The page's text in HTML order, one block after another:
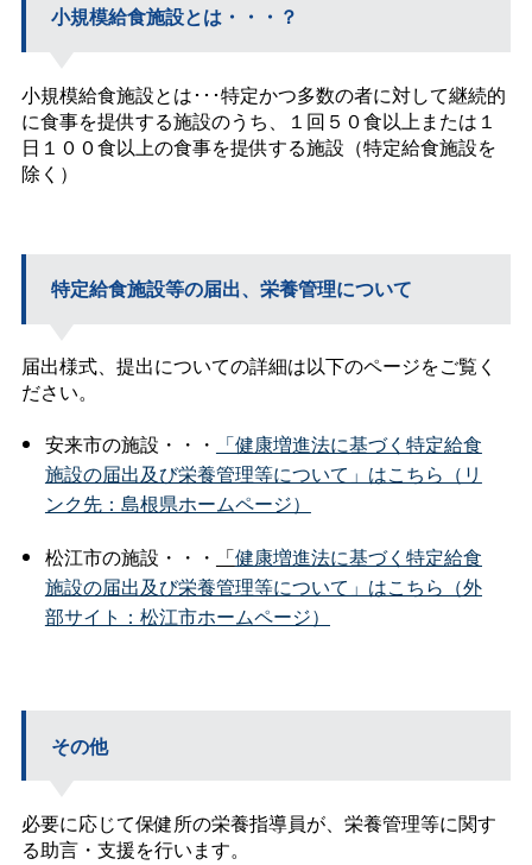
小規模給食施設とは・・・？
小規模給食施設とは･･･特定かつ多数の者に対して継続的
に食事を提供する施設のうち、１回５０食以上または１
日１００食以上の食事を提供する施設（特定給食施設を
除く）
特定給食施設等の届出、栄養管理について
届出様式、提出についての詳細は以下のページをご覧く
ださい。
安来市の施設・・・
「健康増進法に基づく特定給食
施設の届出及び栄養管理等について」はこちら（リ
ンク先：島根県ホームページ）
松江市の施設・・・
「健康増進法に基づく特定給食
施設の届出及び栄養管理等について」はこちら（外
部サイト：松江市ホームページ）
その他
必要に応じて保健所の栄養指導員が、栄養管理等に関す
る助言・支援を行います。